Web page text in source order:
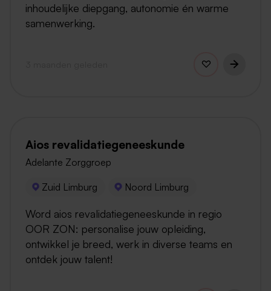
inhoudelijke diepgang, autonomie én warme
samenwerking.
Aios revalidatiegeneeskunde
Adelante Zorggroep
Zuid Limburg Noord Limburg
Word aios revalidatiegeneeskunde in regio
OOR ZON: personalise jouw opleiding,
ontwikkel je breed, werk in diverse teams en
ontdek jouw talent!